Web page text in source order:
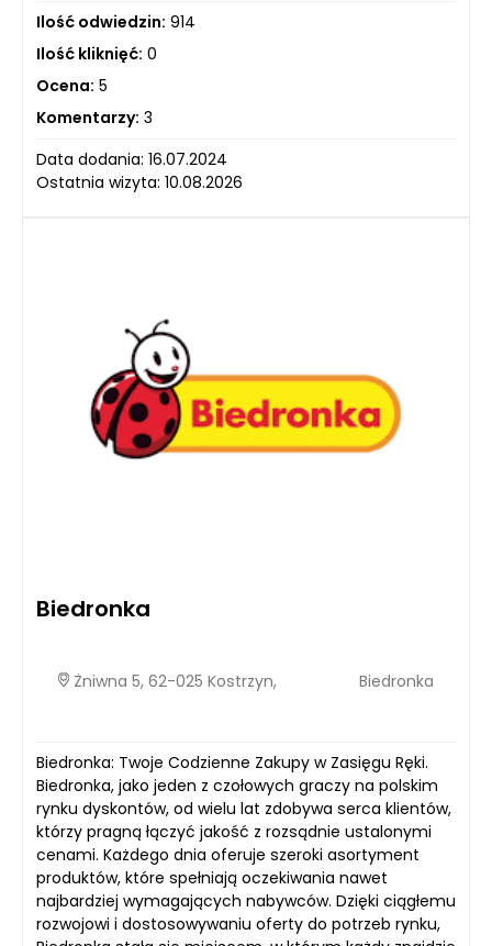
Ilość odwiedzin: 914
Ilość kliknięć: 0
Ocena: 5
Komentarzy: 3
Data dodania: 16.07.2024
Ostatnia wizyta: 10.08.2026
Biedronka
Żniwna 5, 62-025 Kostrzyn, Biedronka
Biedronka: Twoje Codzienne Zakupy w Zasięgu Ręki.
Biedronka, jako jeden z czołowych graczy na polskim
rynku dyskontów, od wielu lat zdobywa serca klientów,
którzy pragną łączyć jakość z rozsądnie ustalonymi
cenami. Każdego dnia oferuje szeroki asortyment
produktów, które spełniają oczekiwania nawet
najbardziej wymagających nabywców. Dzięki ciągłemu
rozwojowi i dostosowywaniu oferty do potrzeb rynku,